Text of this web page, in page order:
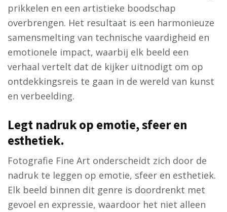
prikkelen en een artistieke boodschap
overbrengen. Het resultaat is een harmonieuze
samensmelting van technische vaardigheid en
emotionele impact, waarbij elk beeld een
verhaal vertelt dat de kijker uitnodigt om op
ontdekkingsreis te gaan in de wereld van kunst
en verbeelding.
Legt nadruk op emotie, sfeer en
esthetiek.
Fotografie Fine Art onderscheidt zich door de
nadruk te leggen op emotie, sfeer en esthetiek.
Elk beeld binnen dit genre is doordrenkt met
gevoel en expressie, waardoor het niet alleen